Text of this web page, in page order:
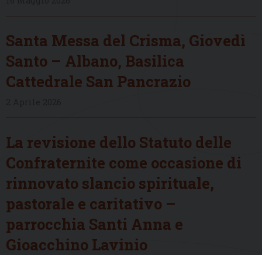
Santa Messa del Crisma, Giovedì
Santo – Albano, Basilica
Cattedrale San Pancrazio
La revisione dello Statuto delle
Confraternite come occasione di
rinnovato slancio spirituale,
pastorale e caritativo –
parrocchia Santi Anna e
Gioacchino Lavinio